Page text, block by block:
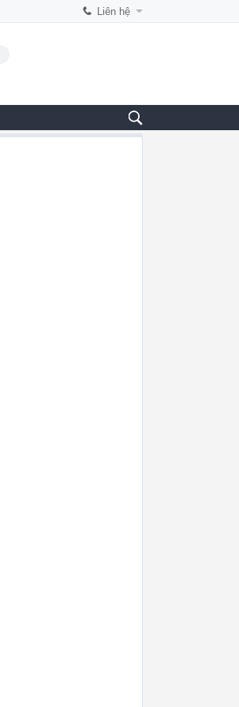
Liên hệ